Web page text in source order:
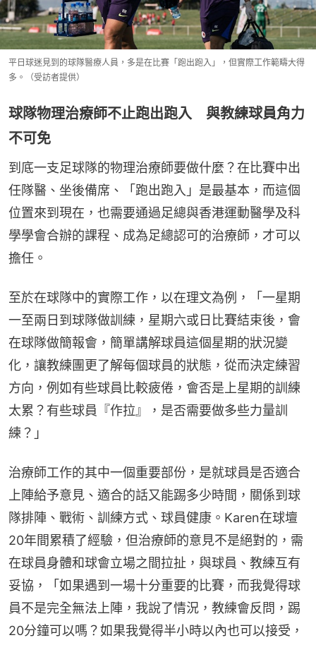
平日球迷見到的球隊醫療人員，多是在比賽「跑出跑入」，但實際工作範疇大得
多。（受訪者提供）
球隊物理治療師不止跑出跑入 與教練球員角力
不可免
到底一支足球隊的物理治療師要做什麼？在比賽中出
任隊醫、坐後備席、「跑出跑入」是最基本，而這個
位置來到現在，也需要通過足總與香港運動醫學及科
學學會合辦的課程、成為足總認可的治療師，才可以
擔任。
至於在球隊中的實際工作，以在理文為例，「一星期
一至兩日到球隊做訓練，星期六或日比賽結束後，會
在球隊做簡報會，簡單講解球員這個星期的狀況變
化，讓教練團更了解每個球員的狀態，從而決定練習
方向，例如有些球員比較疲倦，會否是上星期的訓練
太累？有些球員『作拉』，是否需要做多些力量訓
練？」
治療師工作的其中一個重要部份，是就球員是否適合
上陣給予意見、適合的話又能踢多少時間，關係到球
隊排陣、戰術、訓練方式、球員健康。Karen在球壇
20年間累積了經驗，但治療師的意見不是絕對的，需
在球員身體和球會立場之間拉扯，與球員、教練互有
妥協，「如果遇到一場十分重要的比賽，而我覺得球
員不是完全無法上陣，我說了情況，教練會反問，踢
20分鐘可以嗎？如果我覺得半小時以內也可以接受，